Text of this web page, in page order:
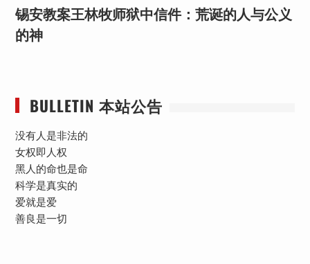
锡安教案王林牧师狱中信件：荒诞的人与公义
的神
BULLETIN 本站公告
没有人是非法的
女权即人权
黑人的命也是命
科学是真实的
爱就是爱
善良是一切